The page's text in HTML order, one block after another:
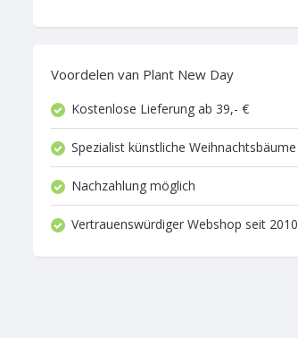
Voordelen van Plant New Day
Kostenlose Lieferung ab 39,- €
Spezialist künstliche Weihnachtsbäume
Nachzahlung möglich
Vertrauenswürdiger Webshop seit 2010